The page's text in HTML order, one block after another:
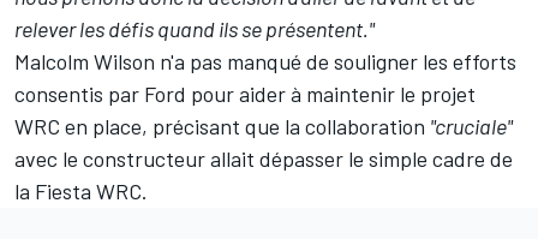
relever les défis quand ils se présentent."
Malcolm Wilson n'a pas manqué de souligner les efforts
consentis par Ford pour aider à maintenir le projet
WRC en place, précisant que la collaboration "cruciale"
avec le constructeur allait dépasser le simple cadre de
la Fiesta WRC.